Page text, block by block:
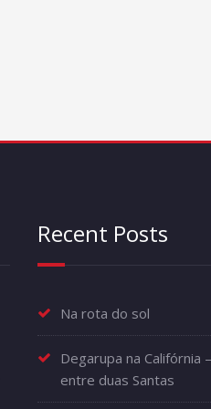
Recent Posts
Na rota do sol
Degarupa na Califórnia
entre duas Santas